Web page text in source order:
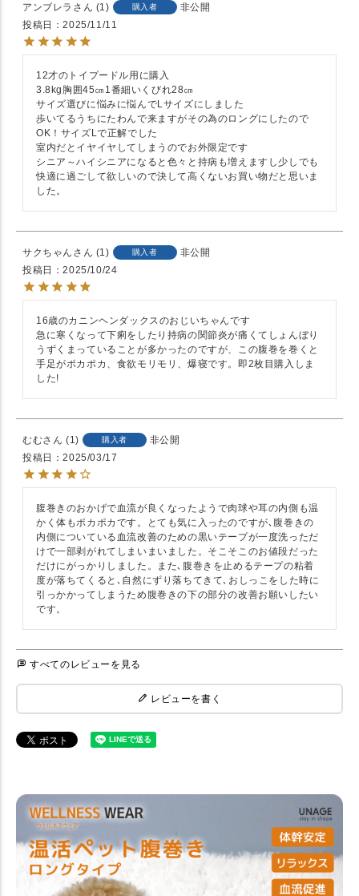
アンブレラ 1 購入者
非公開
投稿日
2025/11/11
12才のトイプードル用に購入
3.8kg胸囲45㎝1番細いくびれ28㎝
サイズ選びに悩みに悩んでLサイズにしました
歩いてるうちにたわんで来ますがその為のロングにしたので
OK！サイズLで正解でした
室内だとイヤイヤしてしまうのでお外限定です
シニア～ハイシニアになると色々と持病も増えますし少しでも
快適に過ごして欲しいので決して高くないお買い物だと思いま
した。
サクちゃん 1 購入者
非公開
投稿日
2025/10/24
16歳のカニンヘンダックスのおじいちゃんです
急に寒くなって下痢をしたり持病の関節炎が痛くてしょんぼり
うずくまっていることが多かったのですが、この腹巻を巻くと
手足がポカポカ、食欲モリモリ、爆寝です。即2枚目購入しま
した!
むむ 1 購入者
非公開
投稿日
2025/03/17
腹巻きのおかげで血流が良くなったようで肉球や耳の内側も温
かく体もポカポカです。とても気に入ったのですが､腹巻きの
内側についている血流改善のための黒いテープが一度洗っただ
けで一部剥がれてしまいまいました。そこそこのお値段だった
だけにがっかりしました。また､腹巻きを止めるテープの粘着
度が落ちてくると､自然にずり落ちてきて､おしっこをした時に
引っかかってしまうため腹巻きの下の部分の改善お願いしたい
です。
すべてのレビューを見る
レビューを書く